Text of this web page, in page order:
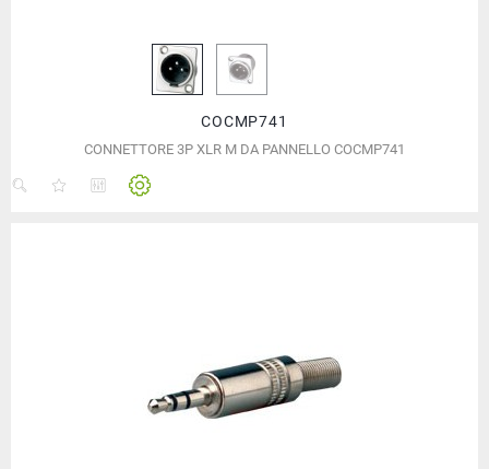
COCMP741
CONNETTORE 3P XLR M DA PANNELLO COCMP741